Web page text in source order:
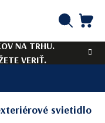
NA TRHU.
VERIŤ.
svietidlo